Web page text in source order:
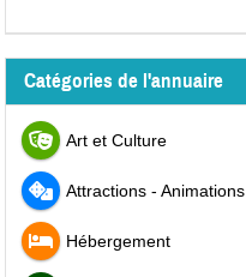
Catégories de l'annuaire
Art et Culture
Attractions - Animations
Hébergement